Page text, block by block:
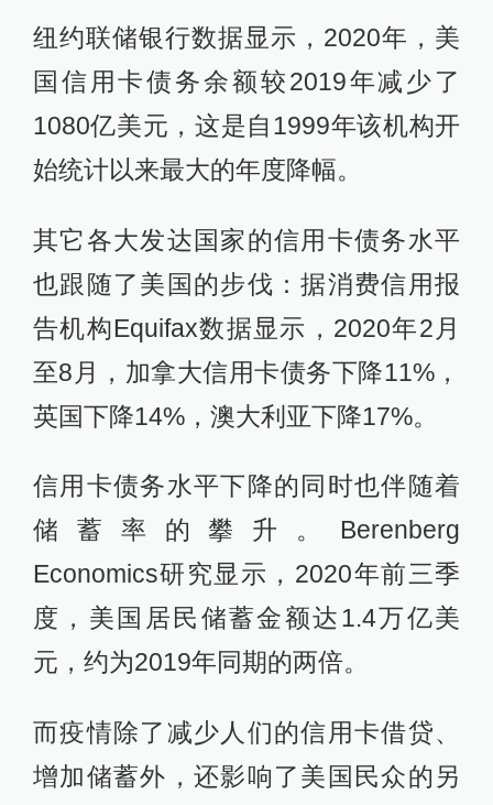
纽约联储银行数据显示，2020年，美
国信用卡债务余额较2019年减少了
1080亿美元，这是自1999年该机构开
始统计以来最大的年度降幅。
其它各大发达国家的信用卡债务水平
也跟随了美国的步伐：据消费信用报
告机构Equifax数据显示，2020年2月
至8月，加拿大信用卡债务下降11%，
英国下降14%，澳大利亚下降17%。
信用卡债务水平下降的同时也伴随着
储蓄率的攀升。Berenberg
Economics研究显示，2020年前三季
度，美国居民储蓄金额达1.4万亿美
元，约为2019年同期的两倍。
而疫情除了减少人们的信用卡借贷、
增加储蓄外，还影响了美国民众的另